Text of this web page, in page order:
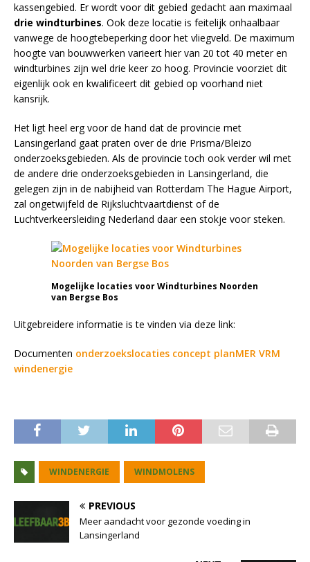
kassengebied. Er wordt voor dit gebied gedacht aan maximaal
drie windturbines. Ook deze locatie is feitelijk onhaalbaar
vanwege de hoogtebeperking door het vliegveld. De maximum
hoogte van bouwwerken varieert hier van 20 tot 40 meter en
windturbines zijn wel drie keer zo hoog. Provincie voorziet dit
eigenlijk ook en kwalificeert dit gebied op voorhand niet
kansrijk.
Het ligt heel erg voor de hand dat de provincie met
Lansingerland gaat praten over de drie Prisma/Bleizo
onderzoeksgebieden. Als de provincie toch ook verder wil met
de andere drie onderzoeksgebieden in Lansingerland, die
gelegen zijn in de nabijheid van Rotterdam The Hague Airport,
zal ongetwijfeld de Rijksluchtvaartdienst of de
Luchtverkeersleiding Nederland daar een stokje voor steken.
Mogelijke locaties voor Windturbines Noorden
van Bergse Bos
Uitgebreidere informatie is te vinden via deze link:
Documenten onderzoekslocaties concept planMER VRM
windenergie
WINDENERGIE WINDMOLENS
PREVIOUS
Meer aandacht voor gezonde voeding in
Lansingerland